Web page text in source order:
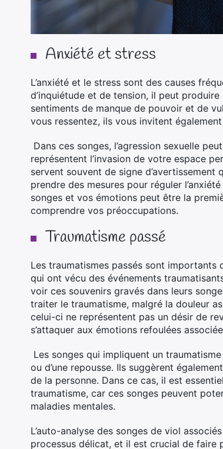
Anxiété et stress
L’anxiété et le stress sont des causes
d’inquiétude et de tension, il peut
sentiments de manque de pouvoir et de
vous ressentez, ils vous invitent
Dans ces songes, l’agression sexuelle
représentent l’invasion de votre espace
servent souvent de signe
prendre des mesures pour réguler
songes et vos émotions peut être la
comprendre vos préoccupations.
Traumatisme passé
Les traumatismes passés sont importants
qui ont vécu des événements
voir ces souvenirs gravés dans leurs
traiter le traumatisme, malgré la douleur
celui-ci ne représentent pas un désir de
s’attaquer aux émotions refoulées
Les songes qui impliquent un
ou d’une repousse. Ils suggèrent
de la personne. Dans ce cas, il est
traumatisme, car ces songes peuvent
maladies mentales.
L’auto-analyse des songes de viol
processus délicat, et il est crucial de faire